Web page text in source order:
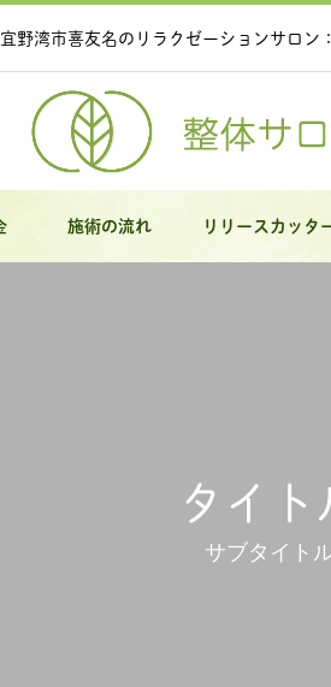
野湾市喜友名のリラクゼーションサロン
施術の流れ リリースカッタ
タイト
サブタイト